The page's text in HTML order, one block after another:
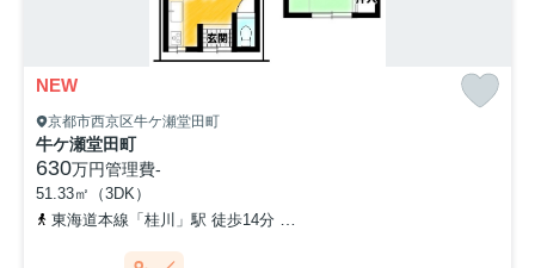
NEW
京都市西京区牛ケ瀬堂田町
牛ケ瀬堂田町
630万円管理費-
51.33㎡（3DK）
東海道本線「桂川」駅 徒歩14分